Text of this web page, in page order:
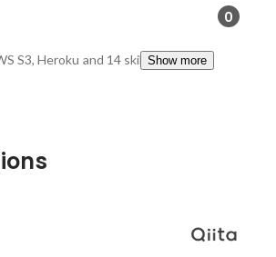
0
S3, Heroku and 14 skillsShow more